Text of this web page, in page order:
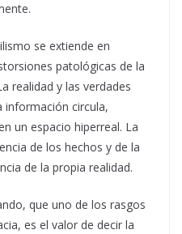
se extiende en
patológicas de la
realidad y las verdades
información circula,
un espacio hiperreal. La
de los hechos y de la
de la propia realidad.
que uno de los rasgos
es el valor de decir la